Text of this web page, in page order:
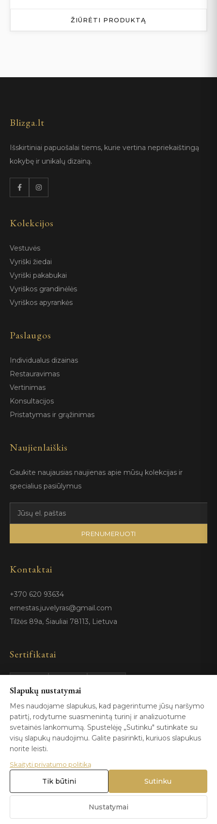
ŽIŪRĖTI PRODUKTĄ
Blizga.lt
Išskirtiniai papuošalai tiems, kurie vertina nepriekaištingą
kokybę ir unikalų dizainą.
Kolekcijos
Vestuvės
Vyriški žiedai
Vyriški pakabukai
Vyriškos grandinėlės
Vyriškos apyrankės
Paslaugos
Individualus dizainas
Restauravimas
Vertinimas
Konsultacijos
Pristatymas ir grąžinimas
Naujienlaiškis
Gaukite naujausias naujienas apie mūsų kolekcijas ir
specialius pasiūlymus
PRENUMERUOTI
Kontaktai
+370 620 93634
ernestas.juvelyras@gmail.com
Tilžės 89a, Šiauliai 78113, Lietuva
Sertifikatai
GIA
Certified
ISO 9001
© 2026 Blizga.lt. Visos teisės saugomos. |
Slapukų nustatymai
Mes naudojame slapukus, kad pagerintume jūsų naršymo
patirtį, rodytume suasmenintą turinį ir analizuotume
svetainės lankomumą. Spustelėję „Sutinku" sutinkate su
visų slapukų naudojimu. Galite pasirinkti, kuriuos slapukus
norite leisti.
Skaityti privatumo politiką
Nustatymai
Tik būtini Sutinku